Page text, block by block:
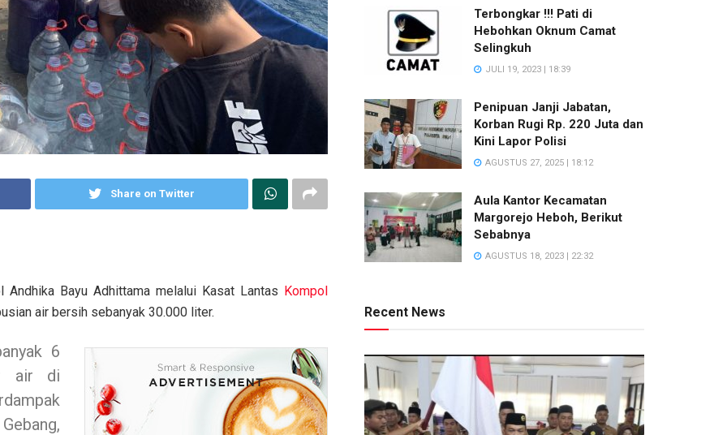
Share on Twitter
Andhika Bayu Adhittama melalui Kasat Lantas Kompol
air bersih sebanyak 30.000 liter.
6
air di
Terbongkar !!! Pati di
Hebohkan Oknum Camat
Selingkuh
JULI 19, 2023 | 18:39
Penipuan Janji Jabatan,
Korban Rugi Rp. 220 Juta dan
Kini Lapor Polisi
AGUSTUS 27, 2025 | 18:12
Aula Kantor Kecamatan
Margorejo Heboh, Berikut
Sebabnya
AGUSTUS 18, 2023 | 22:32
Recent News